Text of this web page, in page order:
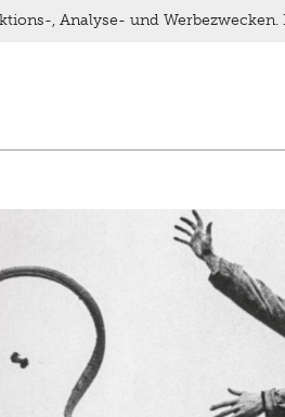
, Analyse- und